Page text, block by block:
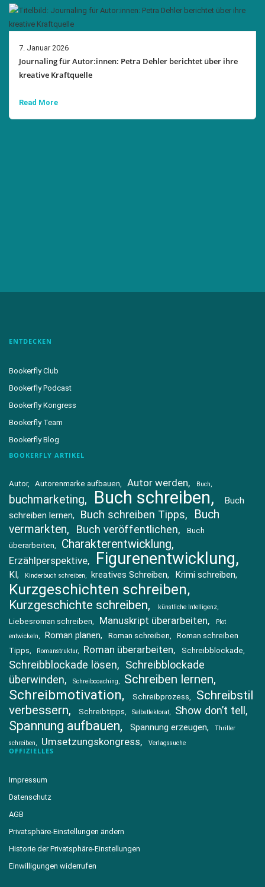
7. Januar 2026
Journaling für Autor:innen: Petra Dehler berichtet über ihre
kreative Kraftquelle
Read More
ENTDECKEN
Bookerfly Club
Bookerfly Podcast
Bookerfly Kongress
Bookerfly Team
Bookerfly Blog
BOOKERFLY ARTIKEL
Autor Autorenmarke aufbauen Autor werden Buch
buchmarketing Buch schreiben
Buch
schreiben lernen
Buch schreiben Tipps
Buch
vermarkten
Buch veröffentlichen
Buch
überarbeiten
Charakterentwicklung
Erzählperspektive Figurenentwicklung
KI Kinderbuch schreiben kreatives Schreiben Krimi schreiben
Kurzgeschichten schreiben
Kurzgeschichte schreiben künstliche Intelligenz
Liebesroman schreiben Manuskript überarbeiten
Plot
entwickeln
Roman planen Roman schreiben
Roman schreiben
Tipps
Romanstruktur Roman überarbeiten Schreibblockade
Schreibblockade lösen
Schreibblockade
überwinden
Schreibcoaching Schreiben lernen
Schreibmotivation Schreibprozess
Schreibstil
verbessern
Schreibtipps Selbstlektorat Show don’t tell
Spannung aufbauen Spannung erzeugen
Thriller
schreiben
Umsetzungskongress Verlagssuche
OFFIZIELLES
Impressum
Datenschutz
AGB
Privatsphäre-Einstellungen ändern
Historie der Privatsphäre-Einstellungen
Einwilligungen widerrufen